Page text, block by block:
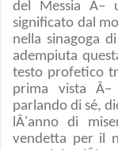
del Messia
significato dal
nella sinagoga
adempiuta
testo profetico
prima vista Â–
parlando di sé,
lÂ'anno di
vendetta per il